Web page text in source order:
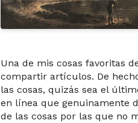
Una de mis cosas favoritas
compartir artículos. De
las cosas, quizás sea el
en línea que genuinamente
de las cosas por las que no